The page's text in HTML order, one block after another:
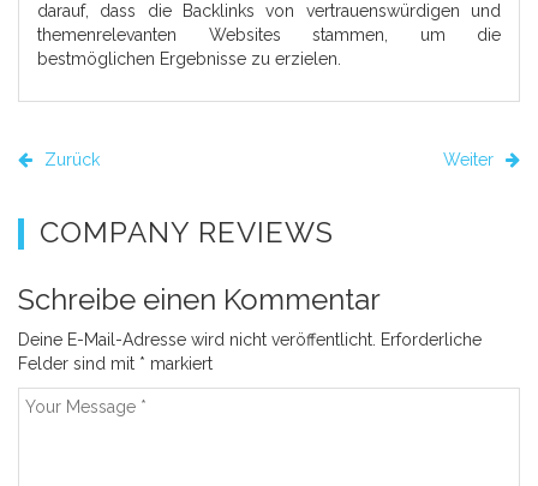
darauf, dass die Backlinks von vertrauenswürdigen und
themenrelevanten Websites stammen, um die
bestmöglichen Ergebnisse zu erzielen.
Zurück Weiter
COMPANY REVIEWS
Schreibe einen Kommentar
Deine E-Mail-Adresse wird nicht veröffentlicht. Erforderliche
Felder sind mit * markiert